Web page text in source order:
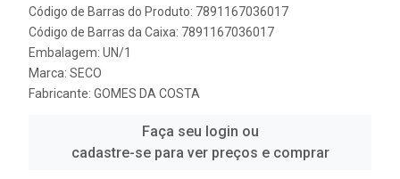
Código de Barras do Produto: 7891167036017
Código de Barras da Caixa: 7891167036017
Embalagem: UN/1
Marca: SECO
Fabricante: GOMES DA COSTA
Faça seu login ou
cadastre-se para ver preços e comprar